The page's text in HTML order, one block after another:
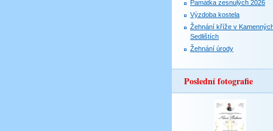
Památka zesnulých 2026
Výzdoba kostela
Žehnání kříže v
Sedlištích
Žehnání úrody
Poslední fotografie